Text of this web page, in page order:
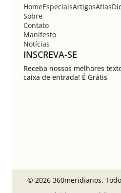
HomeEspeciaisArtigosAtlas
Sobre
Contato
Manifesto
Notícias
INSCREVA-SE
Receba nossos melhores
caixa de entrada! É Grátis
© 2026 360meridianos.